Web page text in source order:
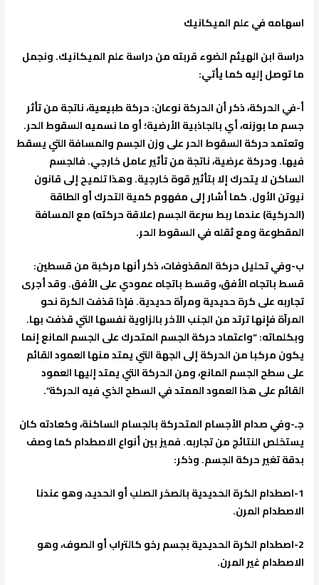
اسهامه في علم الميكانيك
دراسة ابن الهيثم الضوء قربته من دراسة علم الميكانيك. ونجمل
ما توصل إليه كما يأتي:
أ-في الحركة، ذكر أن الحركة نوعان: حركة طبيعية، ناتجة من تأثر
جسم ما بوزنه، أي بالجاذبية الأرضية؛ أو ما نسميه السقوط الحر.
وتعتمد حركة السقوط الحر على وزن الجسم والمسافة التي يسقط
فيها. وحركة عرضية، ناتجة من تأثير عامل خارجي. فالجسم
الساكن لا يتحرك إلا بتأثير قوة خارجية. وهذا تلميح إلى قانون
نيوتن الأول. كما أشار إلى مفهوم كمية التحرك أو الطاقة
(الحركية) عندما ربط سرعة الجسم (علاقة حركته) مع المسافة
المقطوعة ومع ثقله في السقوط الحر.
ب-وفي تحليل حركة المقذوفات، ذكر أنها مركبة من قسطين:
قسط باتجاه الأفق، وقسط باتجاه عمودي على الأفق. وقد أجرى
تجاربه على كرة حديدية ومرآة حديدية. فإذا قذفت الكرة نحو
المرآة فإنها ترتد من الجنب الآخر بالزاوية نفسها التي قذفت بها.
وبكلماته: “واعتماد حركة الجسم المتحرك على الجسم المانع إنما
يكون مركبا من الحركة إلى الجهة التي يمتد منها العمود القائم
على سطح الجسم المانع، ومن الحركة التي يمتد إليها العمود
القائم على هذا العمود الممتد في السطح الذي فيه الحركة”.
جـ-وفي صدام الأجسام المتحركة بالجسام الساكنة، وكعادته كان
يستخلص النتائج من تجاربه. فميز بين أنواع الاصطدام كما وصف
بدقة تغير حركة الجسم. وذكر:
1-اصطدام الكرة الحديدية بالصخر الصلب أو الحديد، وهو عندنا
الاصطدام المرن.
2-اصطدام الكرة الحديدية بجسم رخو كالتراب أو الصوف، وهو
الاصطدام غير المرن.